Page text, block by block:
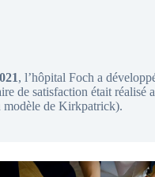
, l’hôpital Foch a
de satisfaction était
modèle de Kirkpatrick).